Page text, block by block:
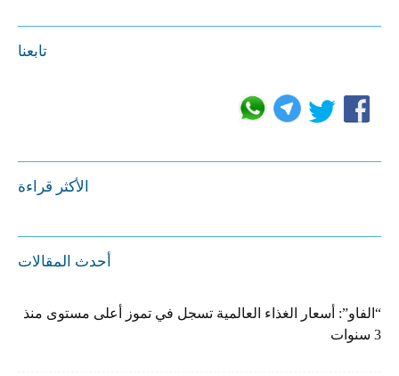
تابعنا
الأكثر قراءة
أحدث المقالات
“الفاو”: أسعار الغذاء العالمية تسجل في تموز أعلى مستوى منذ
3 سنوات